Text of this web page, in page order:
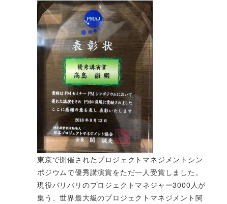
東京で開催されたプロジェクトマネジメントシン
ポジウムで優秀講演賞をただ一人受賞しました。
現役バリバリのプロジェクトマネジャー3000人が
集う、世界最大級のプロジェクトマネジメント関